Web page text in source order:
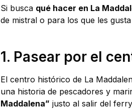
Si busca qué hacer en La
de mistral o para los que les
1. Pasear por el
El centro histórico de La
una historia de pescadores y
Maddalena” justo al salir del